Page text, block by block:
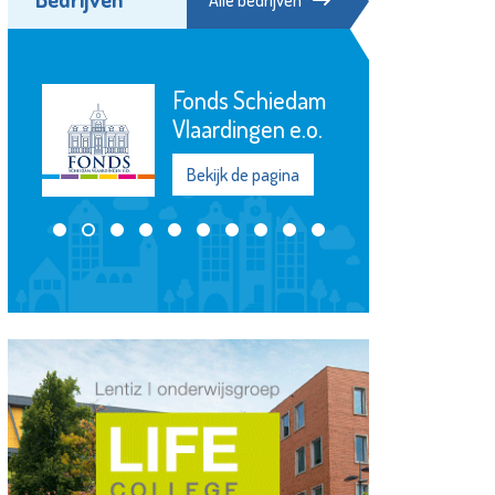
De Maatschappij
Departement
Waterweg-
Noord
Bekijk de pagina